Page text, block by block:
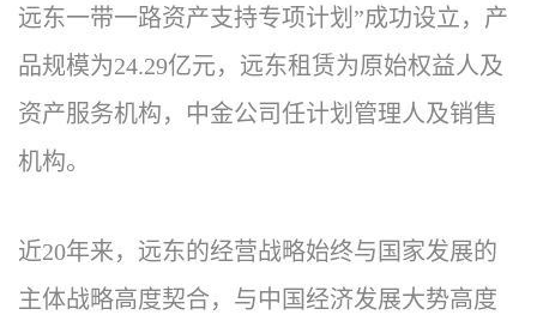
远东一带一路资产支持专项计划”成功设立，产
品规模为24.29亿元，远东租赁为原始权益人及
资产服务机构，中金公司任计划管理人及销售
机构。
近20年来，远东的经营战略始终与国家发展的
主体战略高度契合，与中国经济发展大势高度